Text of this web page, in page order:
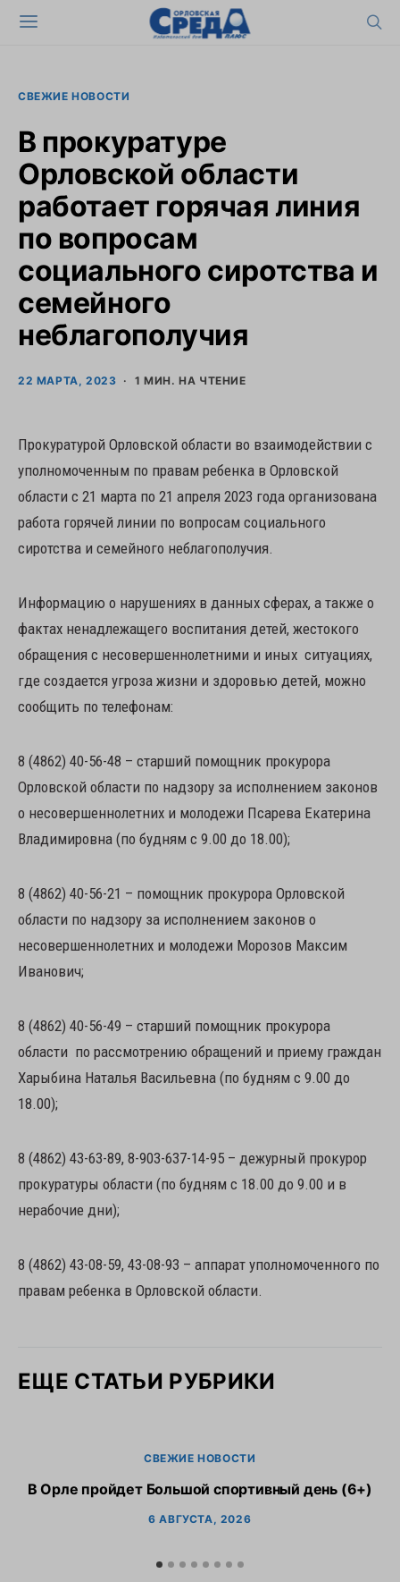
СВЕЖИЕ НОВОСТИ
В прокуратуре
Орловской области
работает горячая линия
по вопросам
социального сиротства и
семейного
неблагополучия
22 МАРТА, 2023 1 МИН. НА ЧТЕНИЕ
Прокуратурой Орловской области во взаимодействии с
уполномоченным по правам ребенка в Орловской
области с 21 марта по 21 апреля 2023 года организована
работа горячей линии по вопросам социального
сиротства и семейного неблагополучия.
Информацию о нарушениях в данных сферах, а также о
фактах ненадлежащего воспитания детей, жестокого
обращения с несовершеннолетними и иных ситуациях,
где создается угроза жизни и здоровью детей, можно
сообщить по телефонам:
8 (4862) 40-56-48 – старший помощник прокурора
Орловской области по надзору за исполнением законов
о несовершеннолетних и молодежи Псарева Екатерина
Владимировна (по будням с 9.00 до 18.00);
8 (4862) 40-56-21 – помощник прокурора Орловской
области по надзору за исполнением законов о
несовершеннолетних и молодежи Морозов Максим
Иванович;
8 (4862) 40-56-49 – старший помощник прокурора
области по рассмотрению обращений и приему граждан
Харыбина Наталья Васильевна (по будням с 9.00 до
18.00);
8 (4862) 43-63-89, 8-903-637-14-95 – дежурный прокурор
прокуратуры области (по будням с 18.00 до 9.00 и в
нерабочие дни);
8 (4862) 43-08-59, 43-08-93 – аппарат уполномоченного по
правам ребенка в Орловской области.
ЕЩЕ СТАТЬИ РУБРИКИ
СВЕЖИЕ НОВОСТИ
В Орле пройдет Большой спортивный день (6+)
6 АВГУСТА, 2026